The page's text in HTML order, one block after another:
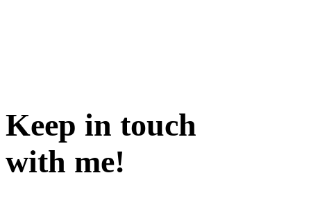
Keep in touch
with me!